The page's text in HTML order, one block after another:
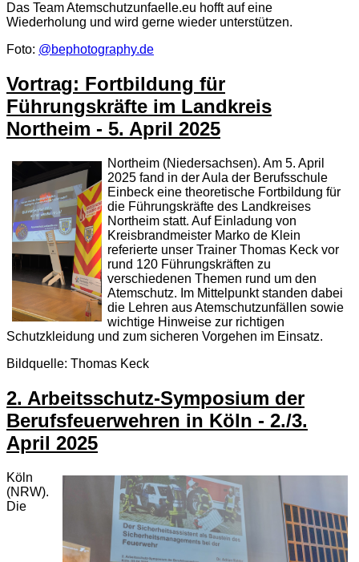
Das Team Atemschutzunfaelle.eu hofft auf eine
Wiederholung und wird gerne wieder unterstützen.
Foto: @bephotography.de
Vortrag: Fortbildung für
Führungskräfte im Landkreis
Northeim - 5. April 2025
Northeim (Niedersachsen). Am 5. April
2025 fand in der Aula der Berufsschule
Einbeck eine theoretische Fortbildung für
die Führungskräfte des Landkreises
Northeim statt. Auf Einladung von
Kreisbrandmeister Marko de Klein
referierte unser Trainer Thomas Keck vor
rund 120 Führungskräften zu
verschiedenen Themen rund um den
Atemschutz. Im Mittelpunkt standen dabei
die Lehren aus Atemschutzunfällen sowie
wichtige Hinweise zur richtigen
Schutzkleidung und zum sicheren Vorgehen im Einsatz.
Bildquelle: Thomas Keck
2. Arbeitsschutz-Symposium der
Berufsfeuerwehren in Köln - 2./3.
April 2025
Köln
(NRW).
Die